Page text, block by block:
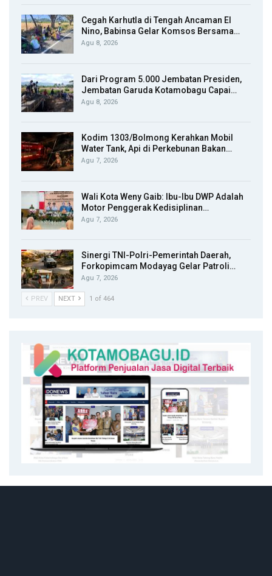
Cegah Karhutla di Tengah Ancaman El
Nino, Babinsa Gelar Komsos Bersama…
Agu 8, 2026
Dari Program 5.000 Jembatan Presiden,
Jembatan Garuda Kotamobagu Capai…
Agu 8, 2026
Kodim 1303/Bolmong Kerahkan Mobil
Water Tank, Api di Perkebunan Bakan…
Agu 7, 2026
Wali Kota Weny Gaib: Ibu-Ibu DWP Adalah
Motor Penggerak Kedisiplinan…
Agu 7, 2026
Sinergi TNI-Polri-Pemerintah Daerah,
Forkopimcam Modayag Gelar Patroli…
Agu 7, 2026
PREV NEXT 1 of 464